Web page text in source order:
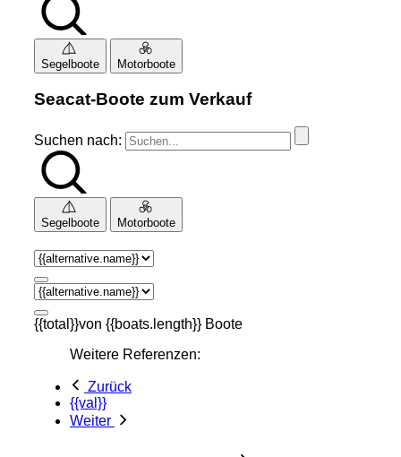
Segelboote Motorboote
Seacat-Boote zum Verkauf
Suchen nach:
Segelboote Motorboote
{{total}}von {{boats.length}} Boote
Weitere Referenzen:
Zurück
{{val}}
Weiter